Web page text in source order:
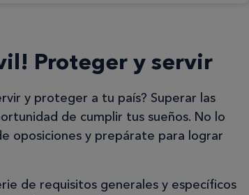
Proteger y servir
y proteger a tu país? Superar las
de cumplir tus sueños. No lo
oposiciones y prepárate para lograr
de requisitos generales y específicos